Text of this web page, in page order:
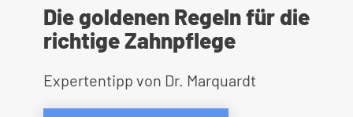
Die goldenen Regeln für die
richtige Zahnpflege
Expertentipp von Dr. Marquardt